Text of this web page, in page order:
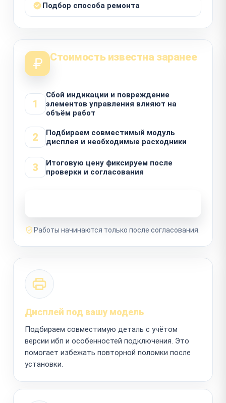
Подбор способа ремонта
Стоимость известна заранее
1
Сбой индикации и повреждение
элементов управления влияют на
объём работ
2
Подбираем совместимый модуль
дисплея и необходимые расходники
3
Итоговую цену фиксируем после
проверки и согласования
Работы начинаются только после согласования.
Дисплей под вашу модель
Подбираем совместимую деталь с учётом
версии ибп и особенностей подключения. Это
помогает избежать повторной поломки после
установки.